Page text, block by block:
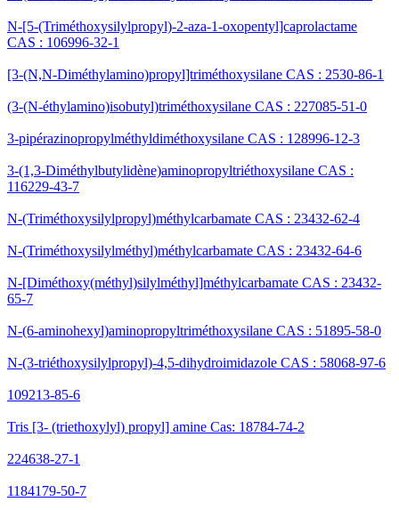
N-[5-(Triméthoxysilylpropyl)-2-aza-1-oxopentyl]caprolactame
CAS : 106996-32-1
[3-(N,N-Diméthylamino)propyl]triméthoxysilane CAS : 2530-86-1
(3-(N-éthylamino)isobutyl)triméthoxysilane CAS : 227085-51-0
3-pipérazinopropylméthyldiméthoxysilane CAS : 128996-12-3
3-(1,3-Diméthylbutylidène)aminopropyltriéthoxysilane CAS :
116229-43-7
N-(Triméthoxysilylpropyl)méthylcarbamate CAS : 23432-62-4
N-(Triméthoxysilylméthyl)méthylcarbamate CAS : 23432-64-6
N-[Diméthoxy(méthyl)silylméthyl]méthylcarbamate CAS : 23432-
65-7
N-(6-aminohexyl)aminopropyltriméthoxysilane CAS : 51895-58-0
N-(3-triéthoxysilylpropyl)-4,5-dihydroimidazole CAS : 58068-97-6
109213-85-6
Tris [3- (triethoxylyl) propyl] amine Cas: 18784-74-2
224638-27-1
1184179-50-7